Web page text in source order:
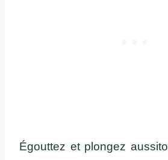
Égouttez et plongez